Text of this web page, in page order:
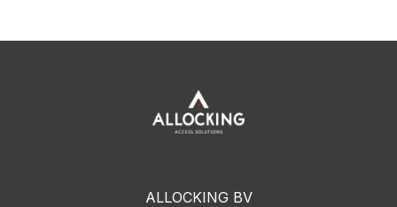
ALLOCKING BV